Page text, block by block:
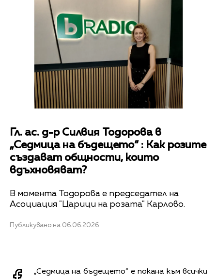
Гл. ас. д-р Силвия Тодорова в
„Седмица на бъдещето“ : Как розите
създават общности, които
вдъхновяват?
В момента Тодорова е председател на
Асоциация "Царици на розата" Карлово.
Публикувано на 06.06.2026
„Седмица на бъдещето“ е покана към всички